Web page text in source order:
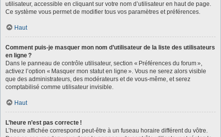
utilisateur, accessible en cliquant sur votre nom d’utilisateur en haut de page.
Ce système vous permet de modifier tous vos paramètres et préférences.
Haut
Comment puis-je masquer mon nom d’utilisateur de la liste des utilisateurs
en ligne ?
Dans le panneau de contrôle utilisateur, section « Préférences du forum »,
activez l’option « Masquer mon statut en ligne ». Vous ne serez alors visible
que des administrateurs, des modérateurs et de vous-même, et serez
comptabilisé comme utilisateur invisible.
Haut
L’heure n’est pas correcte !
L’heure affichée correspond peut-être à un fuseau horaire différent du vôtre.